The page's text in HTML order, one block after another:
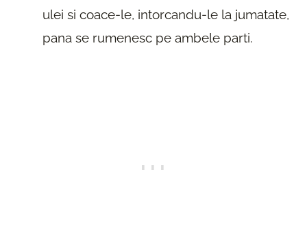
ulei si coace-le, intorcandu-le la jumatate,
pana se rumenesc pe ambele parti.